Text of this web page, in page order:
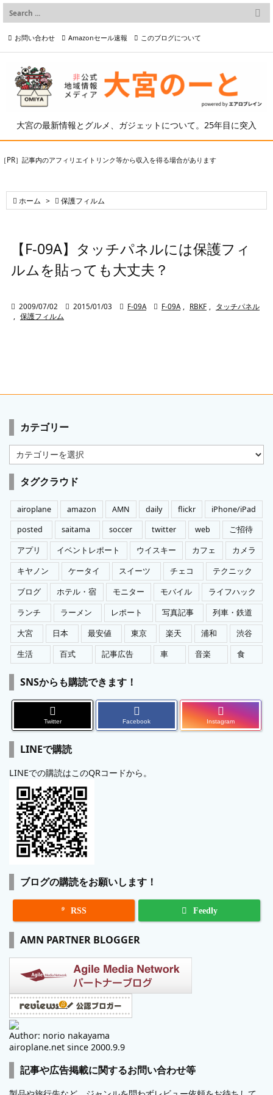
大宮の最新情報とグルメ、ガジェットについて。25年目に突入

メニュー

検索
お問い合わせ Amazonセール速報 このブログについて
プライバシーポリシー等
［PR］記事内のアフィリエイトリンク等から収入を得る場合があります
 ホーム >  保護フィルム
【F-09A】タッチパネルには保護フィ
ルムを貼っても大丈夫？
 2009/07/02  2015/01/03  F-09A  F-09A RBKF
タッチパネル
保護フィルム
カテゴリー
テ
ゴ
ー
タグクラウド
airoplane amazon AMN daily flickr
iPhone/iPad
posted
saitama soccer twitter web
ご招待
アプリ
イベントレポート ウイスキー カフェ
カメラ
キヤノン
ケータイ スイーツ チェコ
テクニック
ブログ
ホテル・宿 モニター モバイル
ライフハック
ランチ
ラーメン レポート 写真記事
列車・鉄道
大宮
日本 最安値 東京 楽天 浦和
渋谷
生活
百式 記事広告 車 音楽 食
SNSからも購読できます！
Twitter Facebook Instagram
LINEで購読
LINEでの購読はこのQRコードから。
ブログの購読をお願いします！
 RSS Feedly
AMN PARTNER BLOGGER
Author: norio nakayama
airoplane.net since 2000.9.9
記事や広告掲載に関するお問い合わせ等